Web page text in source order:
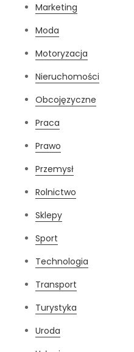
Marketing
Moda
Motoryzacja
Nieruchomości
Obcojęzyczne
Praca
Prawo
Przemysł
Rolnictwo
Sklepy
Sport
Technologia
Transport
Turystyka
Uroda